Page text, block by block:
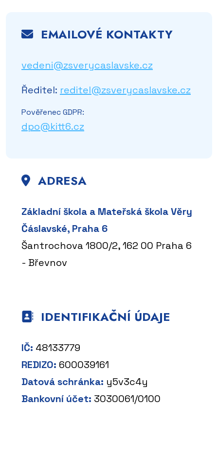
EMAILOVÉ KONTAKTY
vedeni@zsverycaslavske.cz
Ředitel: reditel@zsverycaslavske.cz
Pověřenec GDPR:
dpo@kitt6.cz
ADRESA
Základní škola a Mateřská škola Věry
Čáslavské, Praha 6
Šantrochova 1800/2, 162 00 Praha 6
- Břevnov
IDENTIFIKAČNÍ ÚDAJE
IČ: 48133779
REDIZO: 600039161
Datová schránka: y5v3c4y
Bankovní účet: 3030061/0100